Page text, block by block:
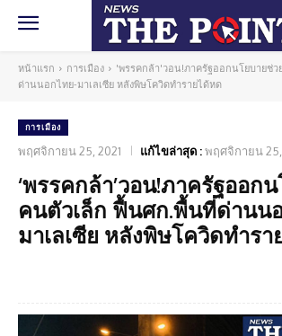
หน้าแรก การเมือง
'พรรคกล้า'วอน!ภาครัฐออกนโยบายช่
ด่านนอกไทย-มาเลเซีย หลังพิษโควิดทำรายได้หด
การเมือง
พฤศจิกายน 25, 2021 แก้ไขล่าสุด :พฤศจิกายน 25,
‘พรรคกล้า’วอน!ภาครัฐออก
คนตัวเล็ก ฟื้นศก.พื้นที่ด่านน
มาเลเซีย หลังพิษโควิดทำร